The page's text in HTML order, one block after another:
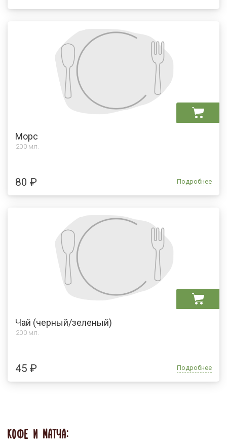
Морс
200 мл.
80 ₽ Подробнее
Чай (черный/зеленый)
200 мл.
45 ₽ Подробнее
КОФЕ И МАТЧА: